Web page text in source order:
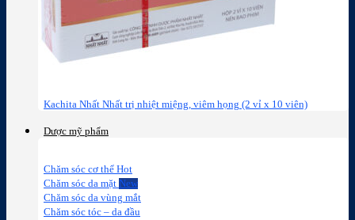
Kachita Nhất Nhất trị nhiệt miệng, viêm họng (2 vỉ x 10 viên)
Dược mỹ phẩm
Chăm sóc cơ thể
Chăm sóc da mặt
Chăm sóc da vùng mắt
Chăm sóc tóc – da đầu